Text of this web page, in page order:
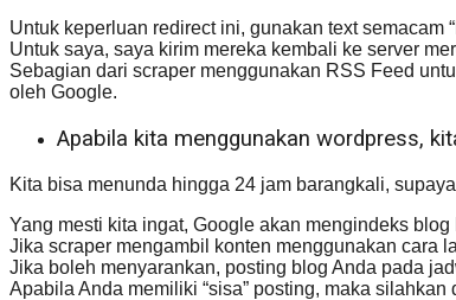
Untuk keperluan redirect ini, gunakan text semacam
Untuk saya, saya kirim mereka kembali ke server
Sebagian dari scraper menggunakan RSS Feed
oleh Google.
Apabila kita menggunakan wordpress,
Kita bisa menunda hingga 24 jam barangkali,
Yang mesti kita ingat, Google akan mengindeks
Jika scraper mengambil konten menggunakan cara
Jika boleh menyarankan, posting blog Anda pada
Apabila Anda memiliki “sisa” posting, maka